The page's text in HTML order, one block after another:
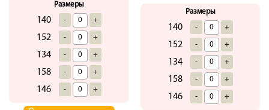
Размеры
140 - +
152 - +
134 - +
158 - +
146 - +
Размеры
140 - +
152 - +
134 - +
158 - +
146 - +